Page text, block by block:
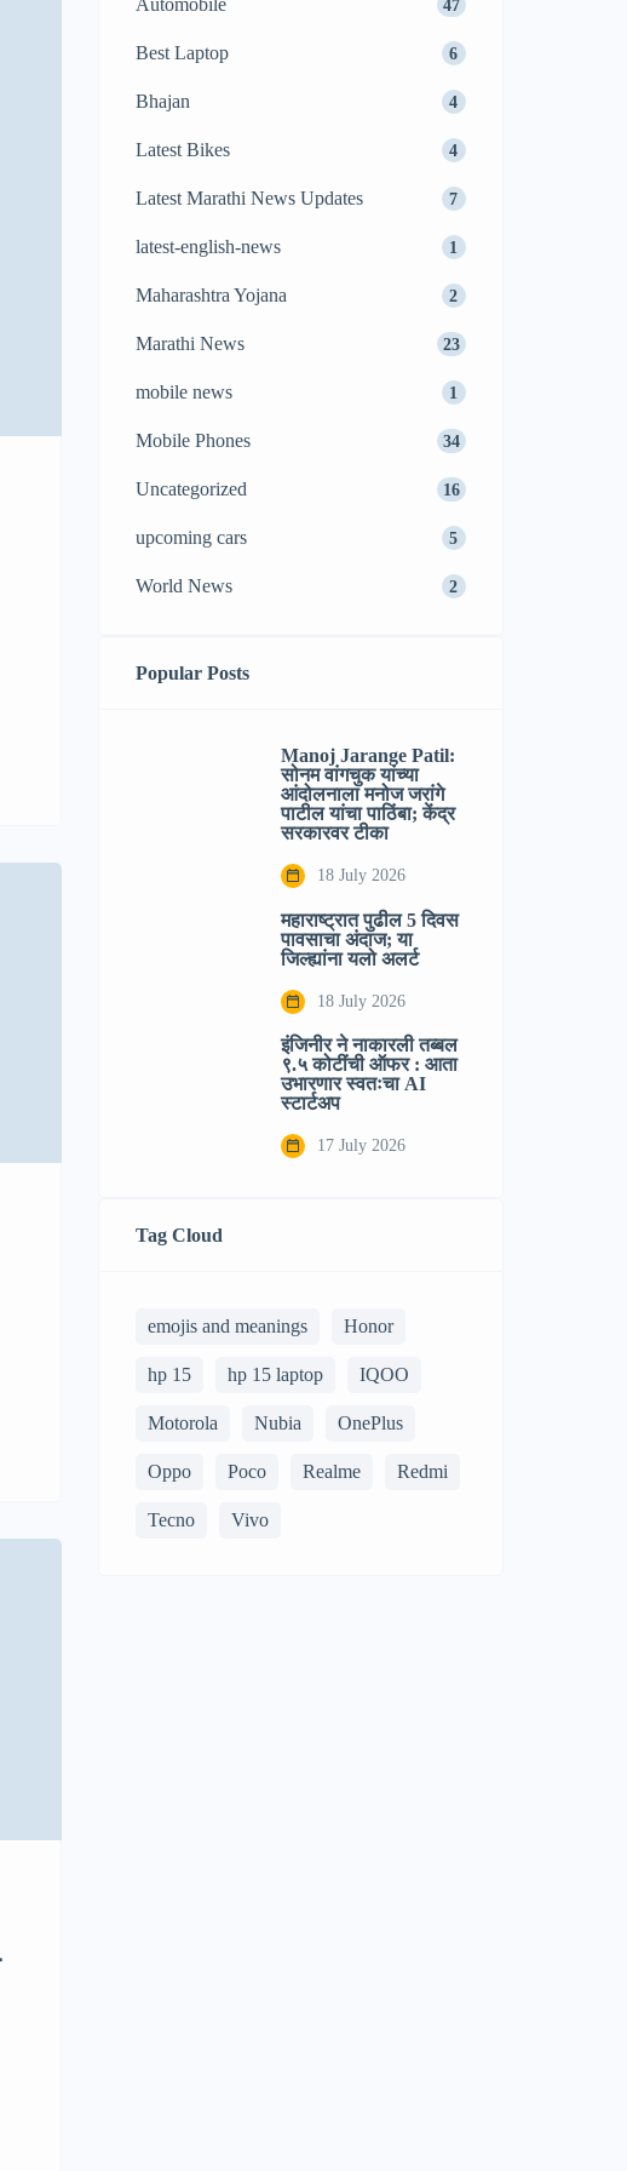
Automobile 47
Best Laptop 6
Bhajan 4
Latest Bikes 4
Latest Marathi News Updates 7
latest-english-news 1
Maharashtra Yojana 2
Marathi News 23
mobile news 1
Mobile Phones 34
Uncategorized 16
upcoming cars 5
World News 2
Popular Posts
Manoj Jarange Patil:
सोनम वांगचुक यांच्या
आंदोलनाला मनोज जरांगे
पाटील यांचा पाठिंबा; केंद्र
सरकारवर टीका
18 July 2026
महाराष्ट्रात पुढील 5 दिवस
पावसाचा अंदाज; या
जिल्ह्यांना यलो अलर्ट
18 July 2026
इंजिनीर ने नाकारली तब्बल
९.५ कोटींची ऑफर : आता
उभारणार स्वतःचा AI
स्टार्टअप
17 July 2026
Tag Cloud
emojis and meanings Honor
hp 15 hp 15 laptop IQOO
Motorola Nubia OnePlus
Oppo Poco Realme Redmi
Tecno Vivo